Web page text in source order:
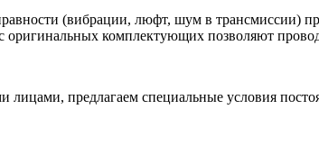
(вибрации, люфт, шум в трансмиссии)
оригинальных комплектующих позволяют
лицами, предлагаем специальные условия